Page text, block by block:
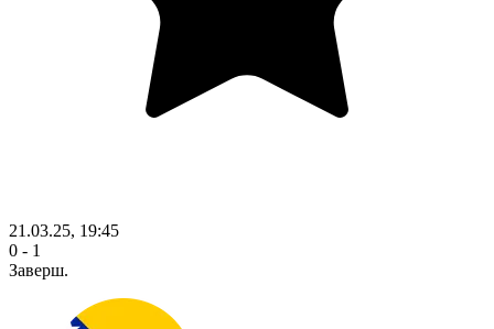
21.03.25, 19:45
0 - 1
Заверш.